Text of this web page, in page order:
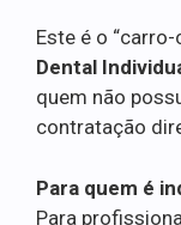
Este é o
Dental
quem não
contratação
Para quem é
Para